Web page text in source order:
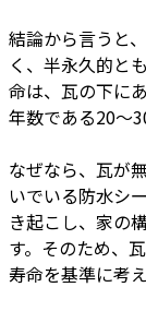
結論から言うと
く、半永久的と
命は、瓦の下に
年数である20〜
なぜなら、瓦が
いでいる防水シ
き起こし、家の
す。そのため、
寿命を基準に考